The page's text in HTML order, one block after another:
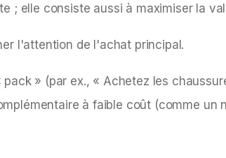
; elle consiste aussi à maximiser la
l'attention de l'achat principal.
» (par ex., « Achetez les
à faible coût (comme